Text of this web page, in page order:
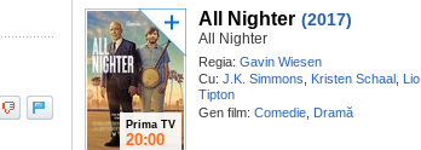
Prima TV
20:00
All Nighter (2017)
All Nighter
Regia: Gavin Wiesen
Cu: J.K. Simmons Kristen Schaal Lio
Tipton
Gen film: Comedie Dramă